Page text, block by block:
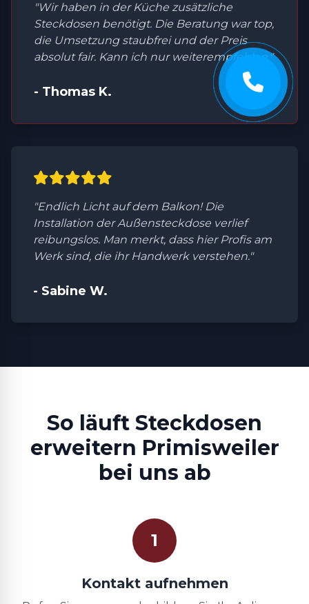
"Wir haben in der Küche zusätzliche
Steckdosen benötigt. Die Beratung war top,
die Umsetzung staubfrei und der Preis
absolut fair. Kann ich nur weiterempfehlen."
- Thomas K.
"Endlich Licht auf dem Balkon! Die
Installation der Außensteckdose verlief
reibungslos. Man merkt, dass hier Profis am
Werk sind, die ihr Handwerk verstehen."
- Sabine W.
So läuft Steckdosen
erweitern Primisweiler
bei uns ab
1
Kontakt aufnehmen